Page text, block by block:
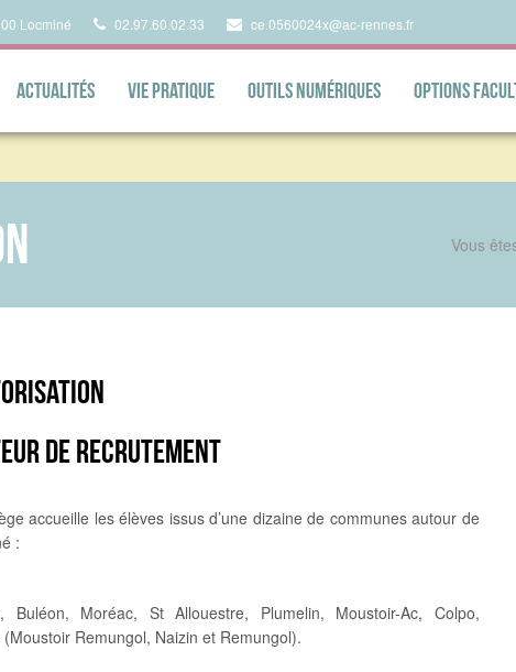
Locminé 02.97.60.02.33 ce.0560024x@ac-rennes.fr
Actualités Vie pratique Outils numériques Options
Vous
DE RECRUTEMENT
accueille les élèves issus d’une dizaine de communes autour de
:
Buléon, Moréac, St Allouestre, Plumelin, Moustoir-Ac, Colpo,
(Moustoir Remungol, Naizin et Remungol).